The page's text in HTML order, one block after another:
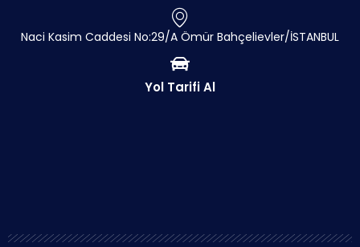
Naci Kasim Caddesi No:29/A Ömür Bahçelievler/İSTANBUL
Yol Tarifi Al